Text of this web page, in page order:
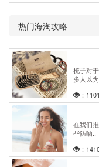
热门海淘攻略
梳子对
多人以
：
在我们
些防晒..
：